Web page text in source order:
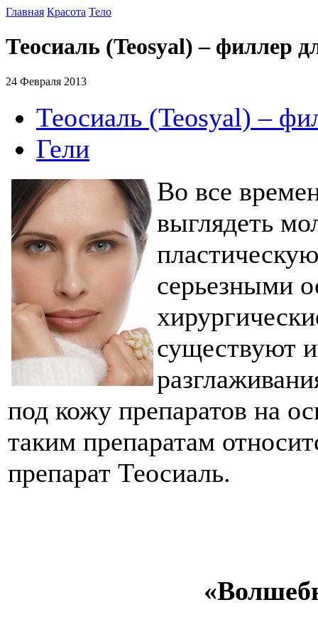
Главная Красота Тело
Теосиаль (Teosyal) – филлер
24 Февраля 2013
Теосиаль (Teosyal) –
Гели
Во все
выглядеть
серьезными
существуют
под кожу препаратов на
таким препаратам
препарат Теосиаль.